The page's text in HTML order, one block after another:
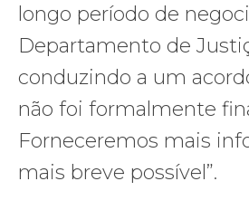
longo período de
Departamento de
conduzindo a um
não foi formalmente
Forneceremos mais
mais breve possível”.